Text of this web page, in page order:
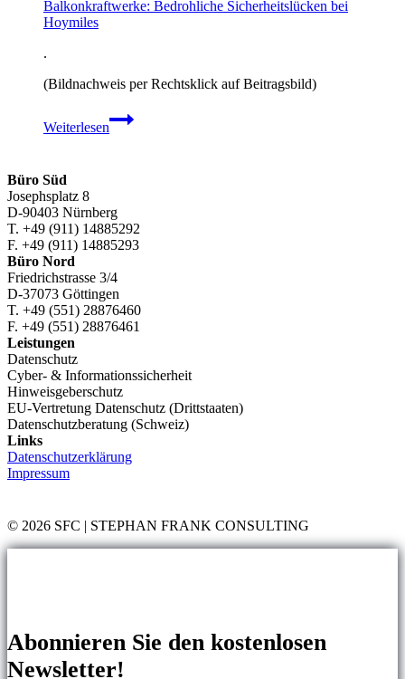
Balkonkraftwerke: Bedrohliche Sicherheitslücken bei
Hoymiles
.
(Bildnachweis per Rechtsklick auf Beitragsbild)
Weiterlesen
Balkonkraftwerke:
Bedrohliche
Büro Süd
Josephsplatz 8
D-90403 Nürnberg
T. +49 (911) 14885292
F. +49 (911) 14885293
Büro Nord
Friedrichstrasse 3/4
D-37073 Göttingen
T. +49 (551) 28876460
F. +49 (551) 28876461
Leistungen
Datenschutz
Cyber- & Informationssicherheit
Hinweisgeberschutz
EU-Vertretung Datenschutz (Drittstaaten)
Datenschutzberatung (Schweiz)
Links
Datenschutzerklärung
Impressum
© 2026 SFC | STEPHAN FRANK CONSULTING
Abonnieren Sie den kostenlosen
Newsletter!